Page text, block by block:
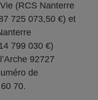
(RCS Nanterre
725 073,50 €) et
799 030 €)
92727
de
70.